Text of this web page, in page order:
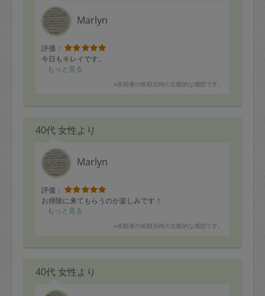
Marlyn
評価：
今日もキレイです。
もっと見る
※依頼者の依頼当時の主観的な感想です。
40代 女性より
Marlyn
評価：
お掃除に来てもらうのが楽しみです！
もっと見る
※依頼者の依頼当時の主観的な感想です。
40代 女性より